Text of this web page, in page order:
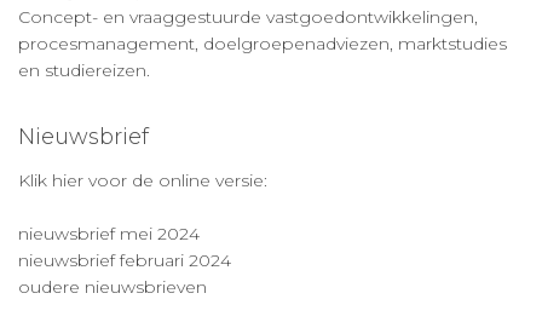
Concept- en vraaggestuurde vastgoedontwikkelingen,
procesmanagement, doelgroepenadviezen, marktstudies
en studiereizen.
Nieuwsbrief
Klik hier voor de online versie:
nieuwsbrief mei 2024
nieuwsbrief februari 2024
oudere nieuwsbrieven